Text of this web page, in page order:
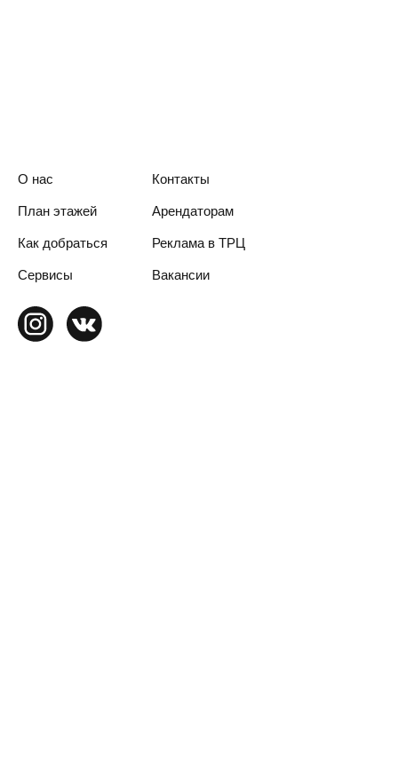
О нас
План этажей
Как добраться
Арендаторам
Контакты
Реклама в ТРЦ
Сервисы Вакансии